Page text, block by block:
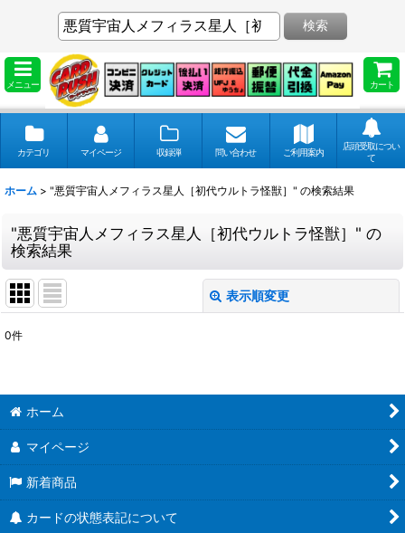
メニュー カート
検索
カテゴリ マイページ 収録弾 問い合わせ ご利用案内
店頭受取につい
て
ホーム > "悪質宇宙人メフィラス星人［初代ウルトラ怪獣］" の検索結果
"悪質宇宙人メフィラス星人［初代ウルトラ怪獣］" の
検索結果
表示順変更
商品検索
並び順 :
0件
ホーム
マイページ
新着商品
カードの状態表記について